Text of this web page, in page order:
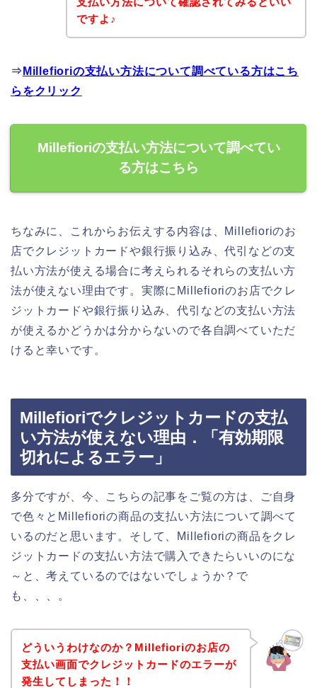
ですよ♪
⇒ Millefioriの支払い方法について調べている方はこち
らをクリック
Millefioriの支払い方法について調べてい
る方はこちら
ちなみに、これからお伝えする内容は、Millefioriのお
店でクレジットカードや銀行振り込み、代引などの支
払い方法が使える場合に考えられるそれらの支払い方
法が使えない理由です。実際にMillefioriのお店でクレ
ジットカードや銀行振り込み、代引などの支払い方法
が使えるかどうかは分からないので各自調べていただ
けると幸いです。
Millefioriでクレジットカードの支払
い方法が使えない理由．「有効期限
切れによるエラー」
多分ですが、今、こちらの記事をご覧の方は、ご自身
で色々とMillefioriの商品の支払い方法について調べて
いるのだと思います。そして、Millefioriの商品をクレ
ジットカードの支払い方法で購入できたらいいのにな
～と、考えているのではないでしょうか？で
も、、、。
どういうわけなのか？Millefioriのお店の
支払い画面でクレジットカードのエラーが
発生してしまった！！